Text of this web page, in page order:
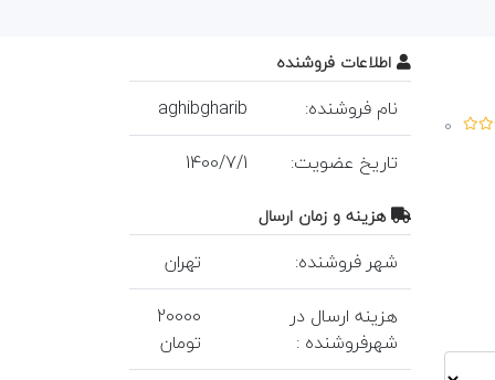
0
اطلاعات فروشنده
نام فروشنده:
aghibgharib
تاريخ عضويت:
1400/7/1
هزينه و زمان ارسال
شهر فروشنده:
تهران
هزينه ارسال در
شهرفروشنده :
20000
تومان